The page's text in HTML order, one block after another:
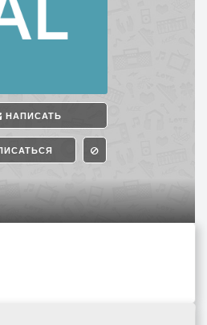
НАПИСАТЬ